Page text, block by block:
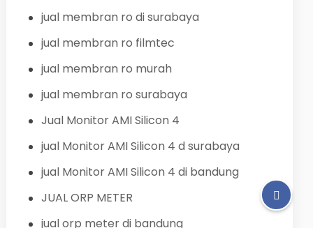
jual membran ro di surabaya
jual membran ro filmtec
jual membran ro murah
jual membran ro surabaya
Jual Monitor AMI Silicon 4
jual Monitor AMI Silicon 4 d surabaya
jual Monitor AMI Silicon 4 di bandung
JUAL ORP METER
jual orp meter di bandung